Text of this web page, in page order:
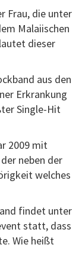
Frau, die unter
Malaiischen
dieser
aus den
Erkrankung
Single-Hit
2009 mit
neben der
welches
findet unter
statt, dass
Wie heißt